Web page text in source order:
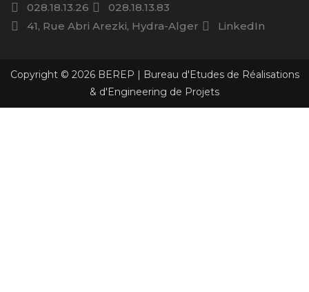
028.18.13.26
028.18.13.83
41, Rue Abri Arezki, Hydra-Alger
LinkedIn
Copyright © 2026 BEREP | Bureau d'Etudes de Réalisations
& d'Engineering de Projets